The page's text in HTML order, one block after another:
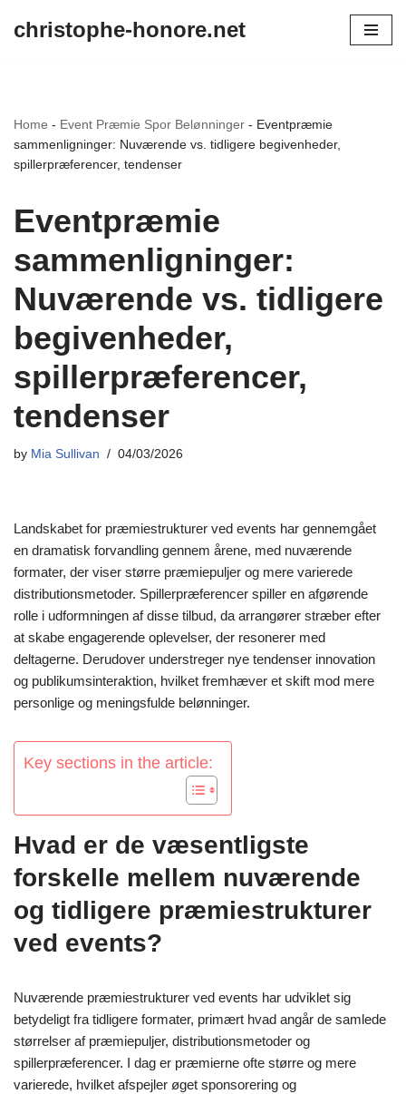
christophe-honore.net
Home - Event Præmie Spor Belønninger - Eventpræmie
sammenligninger: Nuværende vs. tidligere begivenheder,
spillerpræferencer, tendenser
Eventpræmie
sammenligninger:
Nuværende vs. tidligere
begivenheder,
spillerpræferencer,
tendenser
by Mia Sullivan 04/03/2026
Landskabet for præmiestrukturer ved events har gennemgået
en dramatisk forvandling gennem årene, med nuværende
formater, der viser større præmiepuljer og mere varierede
distributionsmetoder. Spillerpræferencer spiller en afgørende
rolle i udformningen af disse tilbud, da arrangører stræber efter
at skabe engagerende oplevelser, der resonerer med
deltagerne. Derudover understreger nye tendenser innovation
og publikumsinteraktion, hvilket fremhæver et skift mod mere
personlige og meningsfulde belønninger.
Key sections in the article:
Hvad er de væsentligste
forskelle mellem nuværende
og tidligere præmiestrukturer
ved events?
Nuværende præmiestrukturer ved events har udviklet sig
betydeligt fra tidligere formater, primært hvad angår de samlede
størrelser af præmiepuljer, distributionsmetoder og
spillerpræferencer. I dag er præmierne ofte større og mere
varierede, hvilket afspejler øget sponsorering og